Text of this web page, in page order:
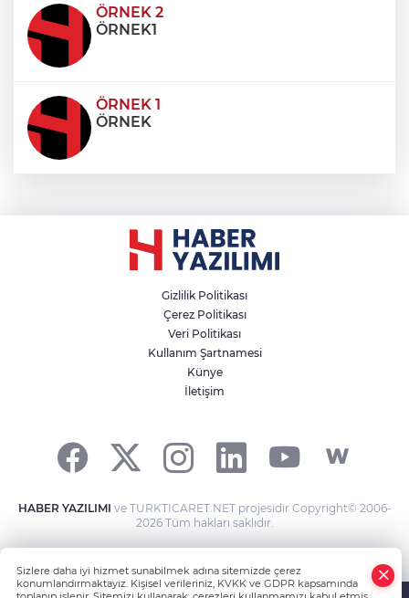
condimentum eros et, faucibus sapien. Praese
ÖRNEK 2
ÖRNEK1
ÖRNEK 1
ÖRNEK
Gizlilik Politikası
Çerez Politikası
Veri Politikası
Kullanım Şartnamesi
Künye
İletişim
HABER YAZILIMI ve TURKTICARET.NET projesidir Copyright© 2006-
2026 Tüm hakları saklıdır.
Sizlere daha iyi hizmet sunabilmek adına sitemizde çerez
konumlandırmaktayız. Kişisel verileriniz, KVKK ve GDPR kapsamında